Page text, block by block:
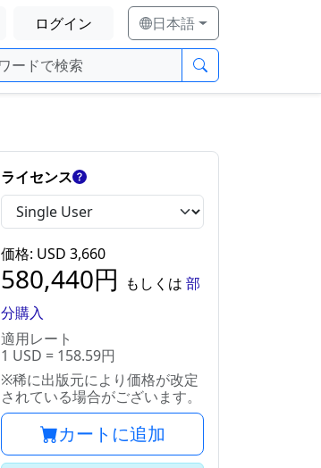
ログイン 日本語
ライセンス
価格: USD 3,660
580,440円 もしくは 部
分購入
適用レート
1 USD = 158.59円
※稀に出版元により価格が改定
されている場合がございます。
カートに追加